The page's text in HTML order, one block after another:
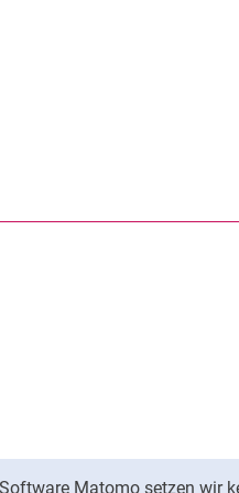
Matomo setzen wir